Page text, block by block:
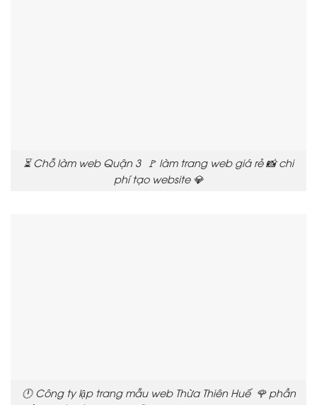
⏳ Chỗ làm web Quận 3 🚩 làm trang web giá rẻ 📸 chi
phí tạo website 💎
🕛 Công ty lập trang mẫu web Thừa Thiên Huế 🌹 phần